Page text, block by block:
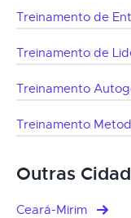
Treinamento de
Treinamento de
Treinamento
Treinamento
Outras
Ceará-Mirim